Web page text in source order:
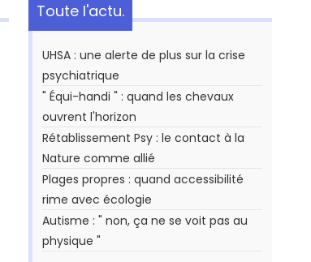
Toute l'actu.
UHSA : une alerte de plus sur la crise
psychiatrique
" Équi-handi " : quand les chevaux
ouvrent l'horizon
Rétablissement Psy : le contact à la
Nature comme allié
Plages propres : quand accessibilité
rime avec écologie
Autisme : " non, ça ne se voit pas au
physique "